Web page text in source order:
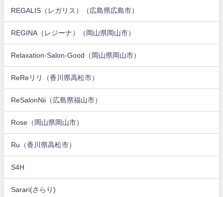
REGALIS（レガリス）（広島県広島市）
REGINA（レジーナ）（岡山県岡山市）
Relaxation-Salon-Good（岡山県岡山市）
ReReリリ（香川県高松市）
ReSalonNii（広島県福山市）
Rose（岡山県岡山市）
Ru（香川県高松市）
S4H
Sarari(さらり)